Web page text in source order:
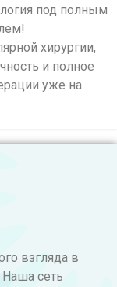
под полным
хирургии,
и полное
уже на
взгляда в
Наша сеть